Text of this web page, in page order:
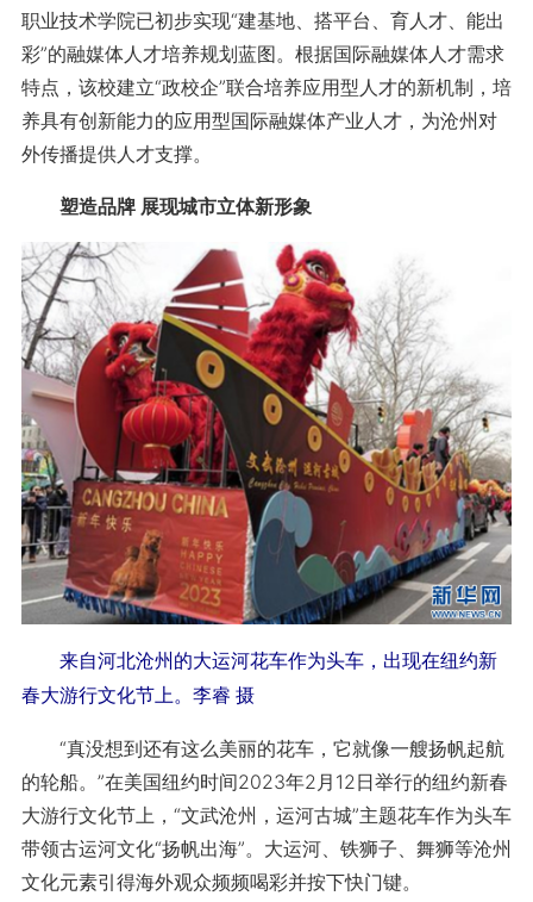
职业技术学院已初步实现“建基地、搭平台、育人才、能出
彩”的融媒体人才培养规划蓝图。根据国际融媒体人才需求
特点，该校建立“政校企”联合培养应用型人才的新机制，培
养具有创新能力的应用型国际融媒体产业人才，为沧州对
外传播提供人才支撑。
塑造品牌 展现城市立体新形象
来自河北沧州的大运河花车作为头车，出现在纽约新
春大游行文化节上。李睿 摄
“真没想到还有这么美丽的花车，它就像一艘扬帆起航
的轮船。”在美国纽约时间2023年2月12日举行的纽约新春
大游行文化节上，“文武沧州，运河古城”主题花车作为头车
带领古运河文化“扬帆出海”。大运河、铁狮子、舞狮等沧州
文化元素引得海外观众频频喝彩并按下快门键。